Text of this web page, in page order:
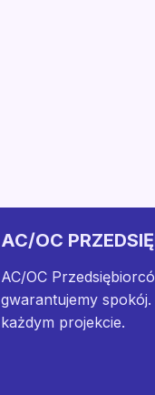
AC/OC
AC/OC
gwarantujemy
każdym projekcie.